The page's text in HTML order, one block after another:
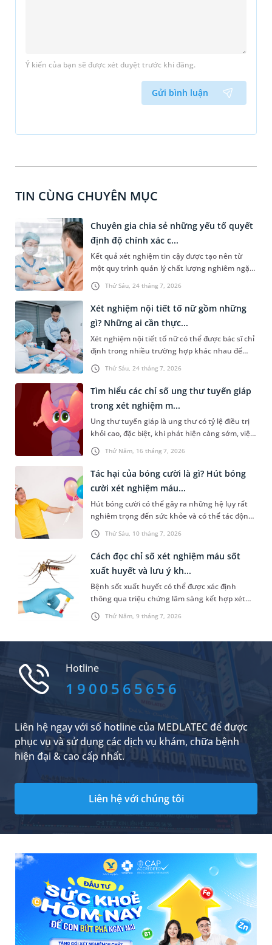
Ý kiến của bạn sẽ được xét duyệt trước khi đăng.
Gửi bình luận
TIN CÙNG CHUYÊN MỤC
Thứ Sáu, 24 tháng 7, 2026
Chuyên gia chia sẻ những yếu tố quyết
định độ chính xác c...
Kết quả xét nghiệm tin cậy được tạo nên từ
một quy trình quản lý chất lượng nghiêm ngặt,
xuyên suốt từ trước, trong và sau xét nghiệm.
Theo PGS.TS Nguyễn Thái Sơn - Giám đốc Hệ
thống Xét nghiệm MEDLATEC, chỉ khi mỗi công
đoạn đều được thực hiện đúng quy trình và
kiểm soát chặt chẽ, kết quả xét nghiệm mới
thực sự có giá trị trong phát hiện bệnh, hỗ trợ
chẩn đoán và theo dõi hiệu quả điều trị.
Thứ Sáu, 24 tháng 7, 2026
Xét nghiệm nội tiết tố nữ gồm những
gì? Những ai cần thực...
Xét nghiệm nội tiết tố nữ có thể được bác sĩ chỉ
định trong nhiều trường hợp khác nhau để
đánh giá về tình trạng sức khỏe của chị em, đặc
biệt là sức khỏe sinh sản. Vậy loại xét nghiệm
này bao gồm những gì? Những ai cần xét
Thứ Năm, 16 tháng 7, 2026
Tìm hiểu các chỉ số ung thư tuyến giáp
trong xét nghiệm m...
Ung thư tuyến giáp là ung thư có tỷ lệ điều trị
khỏi cao, đặc biệt, khi phát hiện càng sớm, việc
chữa trị sẽ càng hiệu quả. Do đó, việc tầm soát
định kỳ hoặc ngay khi có biểu hiện bất thường
là rất cần thiết. Vậy những chỉ số ung thư
tuyến giáp trong xét nghiệm máu nào cần được
quan tâm và người bệnh cần lưu ý điều gì?
Thứ Sáu, 10 tháng 7, 2026
Tác hại của bóng cười là gì? Hút bóng
cười xét nghiệm máu...
Hút bóng cười có thể gây ra những hệ lụy rất
nghiêm trọng đến sức khỏe và có thể tác động
tiêu cực đến đời sống xã hội. Trong đó, một vấn
đề được nhiều người quan tâm là “hút bóng
cười xét nghiệm máu có ra không”. Dưới đây là
thông tin chi tiết giúp bạn trả lời câu hỏi này.
Thứ Năm, 9 tháng 7, 2026
Cách đọc chỉ số xét nghiệm máu sốt
xuất huyết và lưu ý kh...
Bệnh sốt xuất huyết có thể được xác định
thông qua triệu chứng lâm sàng kết hợp xét
nghiệm máu. Nhưng nắm được cách đọc chỉ số
xét nghiệm máu sốt xuất huyết không hề đơn
Hotline
1900565656
Liên hệ ngay với số hotline của MEDLATEC để được
phục vụ và sử dụng các dịch vụ khám, chữa bệnh
hiện đại & cao cấp nhất.
Liên hệ với chúng tôi